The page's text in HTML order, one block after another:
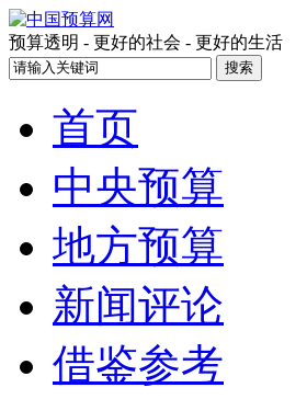
预算透明 - 更好的社会 - 更好的生活
首页
中央预算
地方预算
新闻评论
借鉴参考